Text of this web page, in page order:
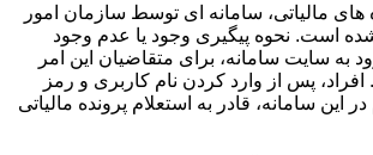
های مالیاتی، سامانه ای توسط سازمان امور
شده است. نحوه پیگیری وجود یا عدم وجود
به سایت سامانه، برای متقاضیان این امر
افراد، پس از وارد کردن نام کاربری و رمز
این سامانه، قادر به استعلام پرونده مالیاتی